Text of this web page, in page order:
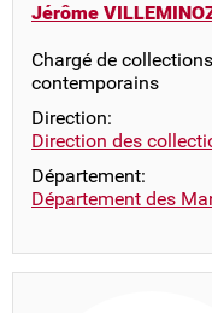
Jérôme
Chargé de
contemporains
Direction:
Direction des
Département:
Département des